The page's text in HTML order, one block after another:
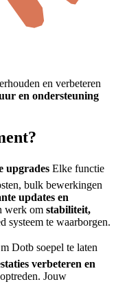
en verbeteren
en ondersteuning
upgrades Elke functie
bulk bewerkingen
updates en
werk om stabiliteit,
systeem te waarborgen.
Dotb soepel te laten
verbeteren en
Jouw